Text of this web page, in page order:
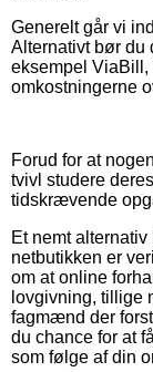
Generelt går vi
Alternativt bør du
eksempel
omkostningerne
Forud for at
tvivl studere
tidskrævende
Et nemt
netbutikken er
om at online
lovgivning, tillige
fagmænd der
du chance for at
som følge af din